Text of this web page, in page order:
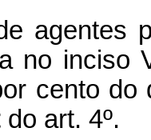
agentes
no inciso
cento
do art. 4º.